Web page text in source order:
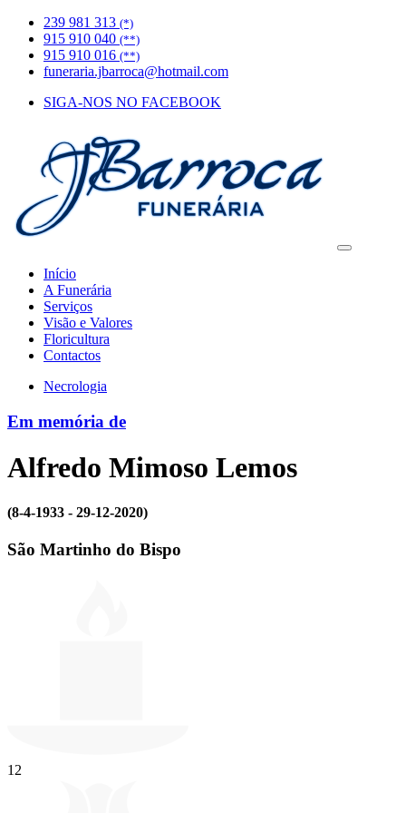
239 981 313 (*)
915 910 040 (**)
915 910 016 (**)
funeraria.jbarroca@hotmail.com
SIGA-NOS NO FACEBOOK
Início
A Funerária
Serviços
Visão e Valores
Floricultura
Contactos
Necrologia
Em memória de
Alfredo Mimoso Lemos
(8-4-1933 - 29-12-2020)
São Martinho do Bispo
12